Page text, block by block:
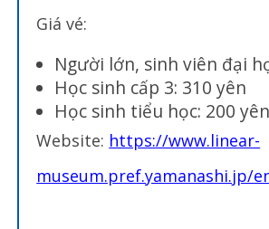
Giá vé:
Người lớn, sinh viên đại
Học sinh cấp 3: 310 yên
Học sinh tiểu học: 200 yên
Website: https://www.linear-
museum.pref.yamanashi.jp/